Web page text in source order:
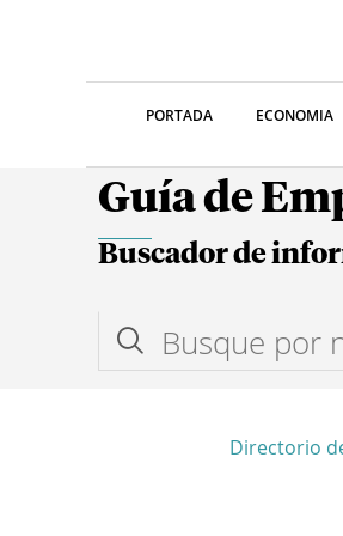
PORTADA ECONOMIA
Guía de
Buscador de
Directorio